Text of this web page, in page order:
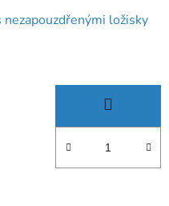
ložisky